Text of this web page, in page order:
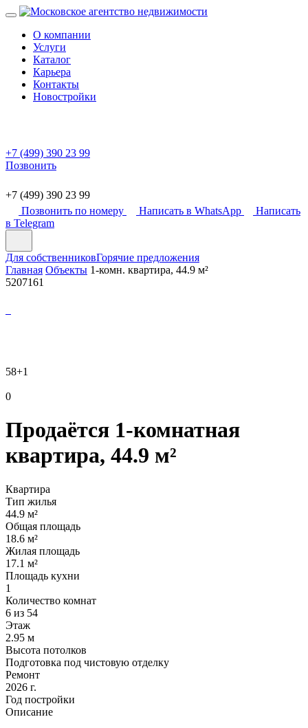
О компании
Услуги
Каталог
Карьера
Контакты
Новостройки
+7 (499) 390 23 99
Позвонить
+7 (499) 390 23 99
Позвонить по номеру
Написать в WhatsApp
Написать
в Telegram
Для собственниковГорячие предложения
Главная Объекты 1-комн. квартира, 44.9 м²
5207161
58+1
0
Продаётся 1-комнатная
квартира, 44.9 м²
Квартира
Тип жилья
44.9 м²
Общая площадь
18.6 м²
Жилая площадь
17.1 м²
Площадь кухни
1
Количество комнат
6 из 54
Этаж
2.95 м
Высота потолков
Подготовка под чистовую отделку
Ремонт
2026 г.
Год постройки
Описание